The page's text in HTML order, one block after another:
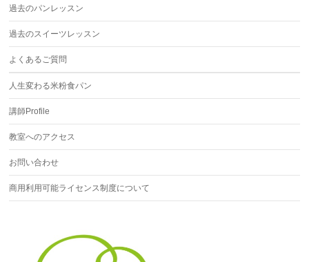
過去のパンレッスン
過去のスイーツレッスン
よくあるご質問
人生変わる米粉食パン
講師Profile
教室へのアクセス
お問い合わせ
商用利用可能ライセンス制度について